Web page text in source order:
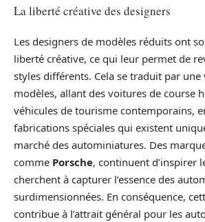
La liberté créative des designers
Les designers de modèles réduits ont
liberté créative, ce qui leur permet de
styles différents. Cela se traduit par une
modèles, allant des voitures de course
véhicules de tourisme contemporains,
fabrications spéciales qui existent
marché des autominiatures. Des
comme Porsche, continuent d’inspirer
cherchent à capturer l’essence des
surdimensionnées. En conséquence,
contribue à l’attrait général pour les